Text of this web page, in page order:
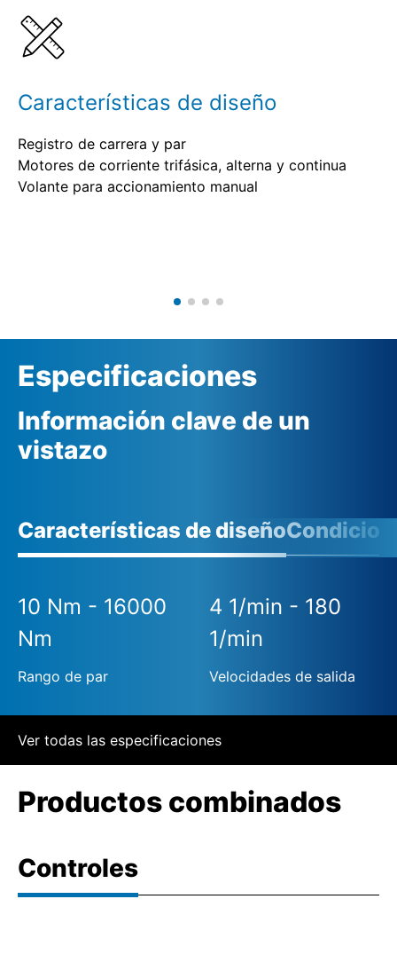
Productos combinados
Productos relacionados
Características de diseño
Registro de carrera y par
Motores de corriente trifásica, alterna y continua
Volante para accionamiento manual
Especificaciones
Información clave de un
vistazo
Características de diseño
10 Nm - 16000
Nm
Rango de par
4 1/min - 180
1/min
Velocidades de salida
Ver todas las especificaciones
Productos combinados
Controles